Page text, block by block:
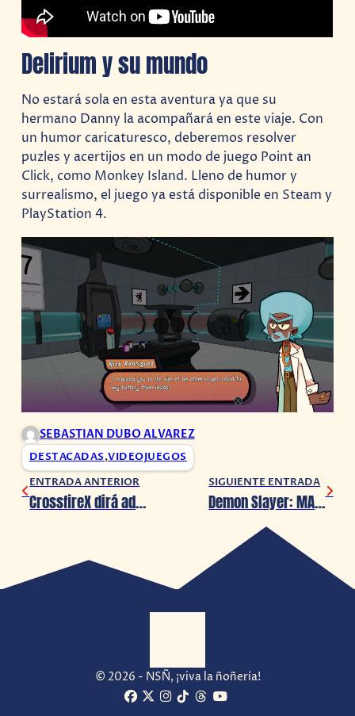
Delirium y su mundo
No estará sola en esta aventura ya que su
hermano Danny la acompañará en este viaje. Con
un humor caricaturesco, deberemos resolver
puzles y acertijos en un modo de juego Point an
Click, como Monkey Island. Lleno de humor y
surrealismo, el juego ya está disponible en Steam y
PlayStation 4.
SEBASTIAN DUBO ALVAREZ
DESTACADAS,VIDEOJUEGOS
ENTRADA ANTERIOR
CrossfireX dirá adiós para siempre
SIGUIENTE ENTRADA
Demon Slayer: MAN WITH A MISSION y milet interpretan el opening de la nueva temporada
© 2026 - NSÑ, ¡viva la ñoñería!